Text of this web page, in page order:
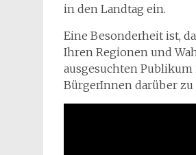
in den Landtag ein.
Eine Besonderheit ist,
Ihren Regionen und
ausgesuchten
BürgerInnen darüber